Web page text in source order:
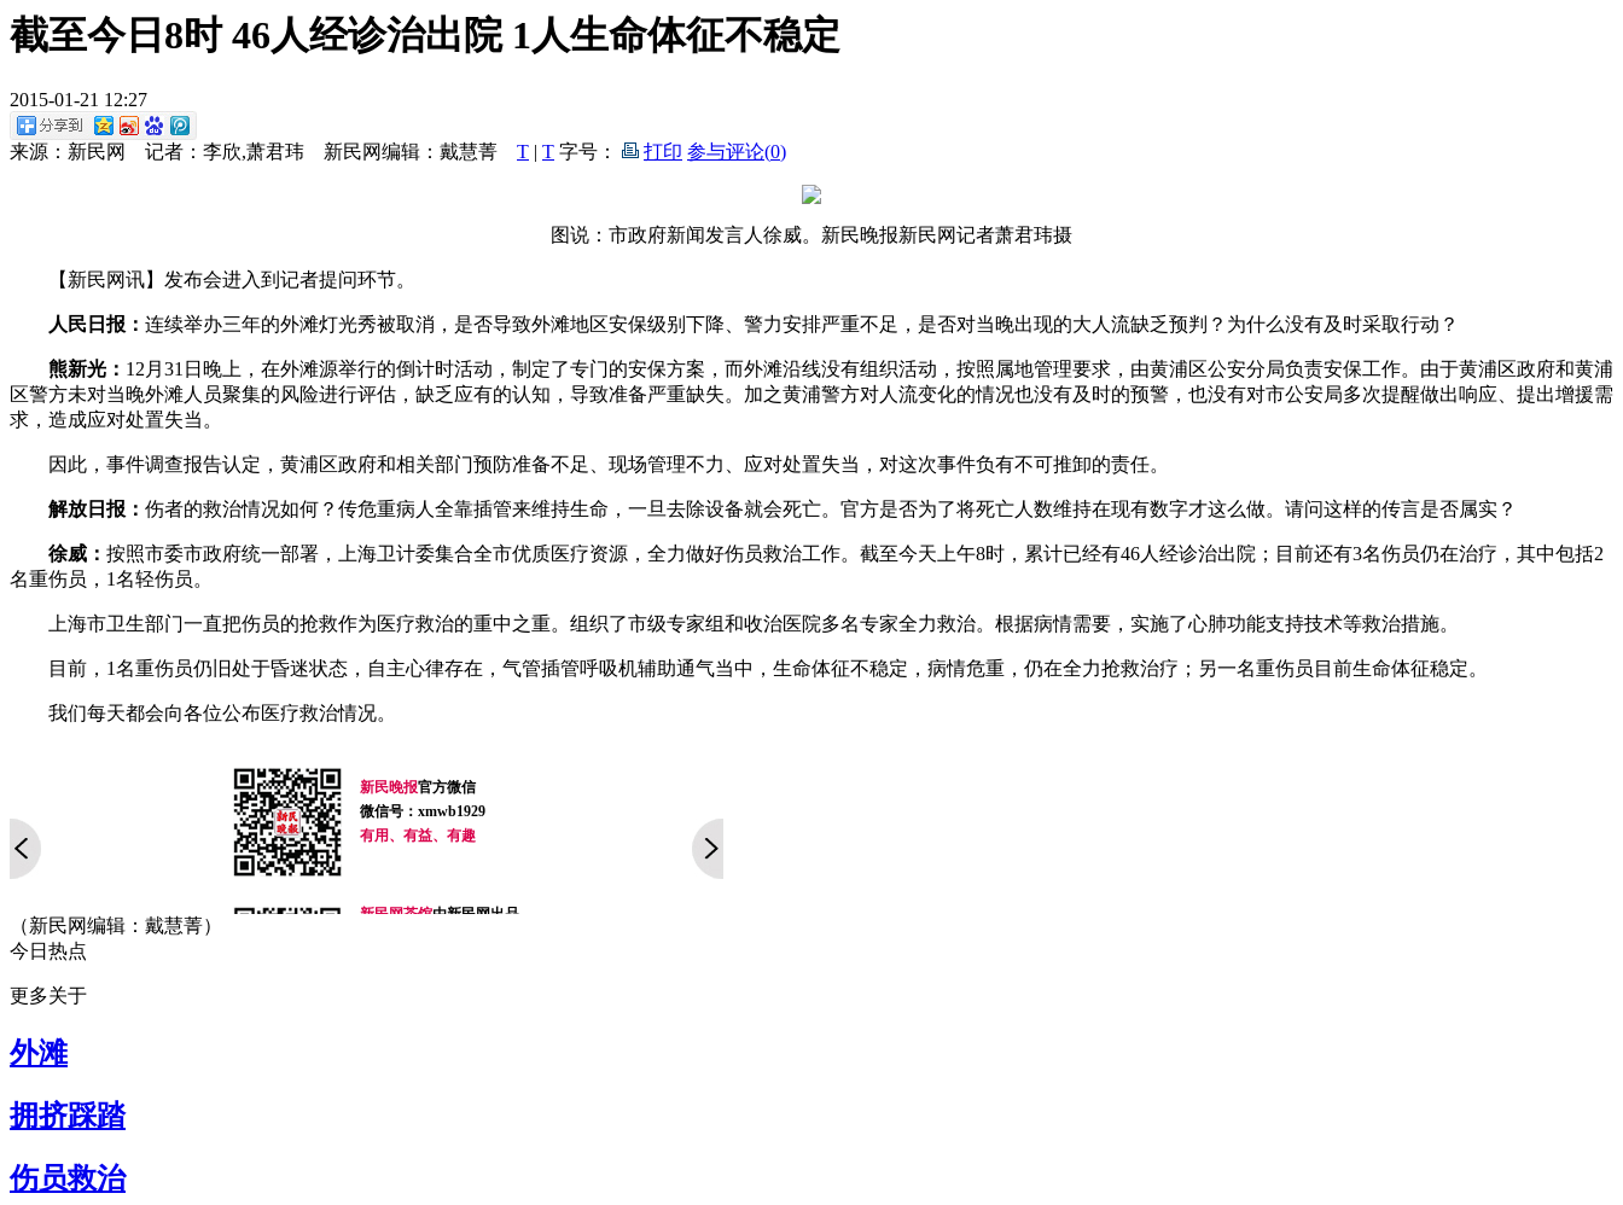
截至今日8时 46人经诊治出院 1人生命体征不稳定
2015-01-21 12:27
来源：新民网 记者：李欣,萧君玮 新民网编辑：戴慧菁 T | T 字号： 打印 参与评论(0)
图说：市政府新闻发言人徐威。新民晚报新民网记者萧君玮摄
【新民网讯】发布会进入到记者提问环节。
人民日报： 连续举办三年的外滩灯光秀被取消，是否导致外滩地区安保级别下降、警力安排严重不足，是否对当晚出现的大人流缺乏预判？为什么没有及时采取行动？
熊新光： 12月31日晚上，在外滩源举行的倒计时活动，制定了专门的安保方案，而外滩沿线没有组织活动，按照属地管理要求，由黄浦区公安分局负责安保工作。由于黄浦区政府和黄浦
区警方未对当晚外滩人员聚集的风险进行评估，缺乏应有的认知，导致准备严重缺失。加之黄浦警方对人流变化的情况也没有及时的预警，也没有对市公安局多次提醒做出响应、提出增援需
求，造成应对处置失当。
因此，事件调查报告认定，黄浦区政府和相关部门预防准备不足、现场管理不力、应对处置失当，对这次事件负有不可推卸的责任。
解放日报： 伤者的救治情况如何？传危重病人全靠插管来维持生命，一旦去除设备就会死亡。官方是否为了将死亡人数维持在现有数字才这么做。请问这样的传言是否属实？
徐威： 按照市委市政府统一部署，上海卫计委集合全市优质医疗资源，全力做好伤员救治工作。截至今天上午8时，累计已经有46人经诊治出院；目前还有3名伤员仍在治疗，其中包括2
名重伤员，1名轻伤员。
上海市卫生部门一直把伤员的抢救作为医疗救治的重中之重。组织了市级专家组和收治医院多名专家全力救治。根据病情需要，实施了心肺功能支持技术等救治措施。
目前，1名重伤员仍旧处于昏迷状态，自主心律存在，气管插管呼吸机辅助通气当中，生命体征不稳定，病情危重，仍在全力抢救治疗；另一名重伤员目前生命体征稳定。
我们每天都会向各位公布医疗救治情况。
新民晚报官方微信
微信号：xmwb1929
有用、有益、有趣
新民网茶馆由新民网出品
（新民网编辑：戴慧菁）
今日热点
更多关于
外滩
拥挤踩踏
伤员救治